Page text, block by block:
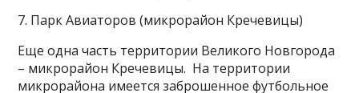
7. Парк Авиаторов (микрорайон Кречевицы)
Еще одна часть территории Великого Новгорода
– микрорайон Кречевицы. На территории
микрорайона имеется заброшенное футбольное